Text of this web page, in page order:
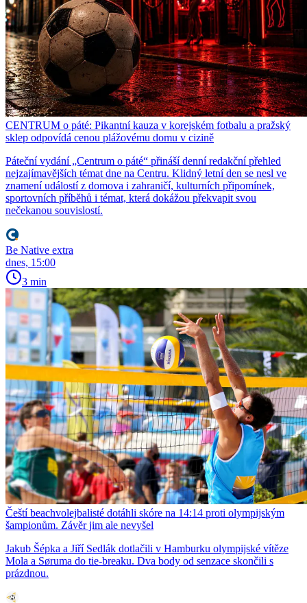
CENTRUM o páté: Pikantní kauza v korejském fotbalu a pražský
sklep odpovídá cenou plážovému domu v cizině
Páteční vydání „Centrum o páté“ přináší denní redakční přehled
nejzajímavějších témat dne na Centru. Klidný letní den se nesl ve
znamení událostí z domova i zahraničí, kulturních připomínek,
sportovních příběhů i témat, která dokážou překvapit svou
nečekanou souvislostí.
Be Native extra
dnes, 15:00
3 min
Čeští beachvolejbalisté dotáhli skóre na 14:14 proti olympijským
šampionům. Závěr jim ale nevyšel
Jakub Šépka a Jiří Sedlák dotlačili v Hamburku olympijské vítěze
Mola a Søruma do tie-breaku. Dva body od senzace skončili s
prázdnou.